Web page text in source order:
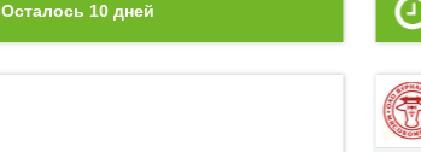
Осталось 10 дней